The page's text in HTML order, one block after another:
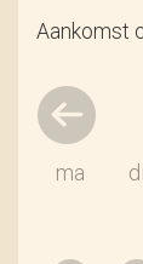
Aankomst
ma di